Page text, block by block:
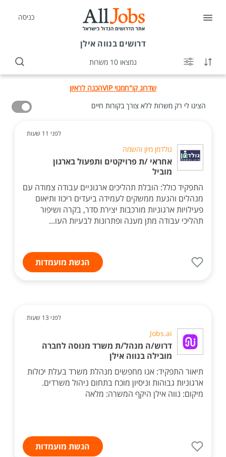
כניסה
דרושיםבנווה אילן
נמצאו 10 משרות
שדרוג קו"חמנוי VIP
הכנה לראיון
הציגו לי רק משרות ללא צורך בקורות חיים
לפני 11 שעות
גולדמן מיון והשמה
אחראי /ת פרויקטים ותפעול בארגון
מוביל
התפקיד כולל: הובלת תהליכים ארגוניים עבודה צמודה עם
מנהלים והנעת ממשקים לעמידה ביעדים ריכוז ותיאום
פעילויות ארגוניות מורכבות יצירת סדר, בקרה ושיפור
תהליכי עבודה מתן מענה ופתרונות לבעיות העו...
הגשת מועמדות
לפני 13 שעות
Jobs.ai
דרוש/ה מנהל/ת משרד מנוסה לחברה
מובילה בנווה אילן
תיאור התפקיד: אנו מחפשים מנהלת משרד בעלת יכולות
ארגוניות גבוהות וניסיון מוכח בתחום ניהול משרדים.
מיקום: נווה אילן היקף המשרה: מלאה
הגשת מועמדות